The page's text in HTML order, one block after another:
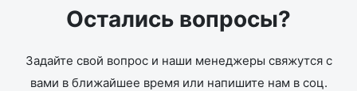
Остались вопросы?
Задайте свой вопрос и наши менеджеры свяжутся с
вами в ближайшее время или напишите нам в соц.